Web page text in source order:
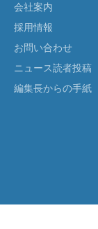
会社案内
採用情報
お問い合わせ
ニュース読者投稿
編集長からの手紙